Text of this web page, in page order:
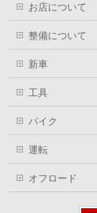
お店について
整備について
新車
工具
バイク
運転
オフロード